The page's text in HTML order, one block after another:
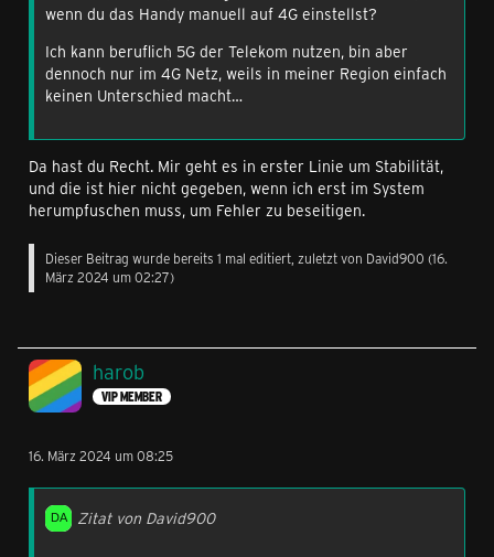
wenn du das Handy manuell auf 4G einstellst?
Ich kann beruflich 5G der Telekom nutzen, bin aber
dennoch nur im 4G Netz, weils in meiner Region einfach
keinen Unterschied macht…
Da hast du Recht. Mir geht es in erster Linie um Stabilität,
und die ist hier nicht gegeben, wenn ich erst im System
herumpfuschen muss, um Fehler zu beseitigen.
Dieser Beitrag wurde bereits 1 mal editiert, zuletzt von David900 (16.
März 2024 um 02:27)
harob
VIP MEMBER
16. März 2024 um 08:25
Zitat von David900